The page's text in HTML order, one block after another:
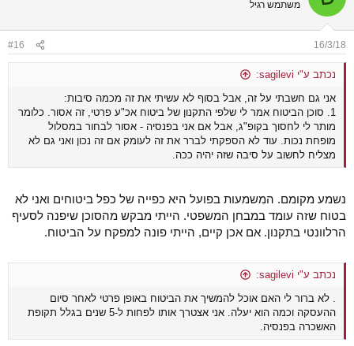
משתמש רגיל
16/3/18
#16
נכתב ע"י sagilevi:
אני גם חשבתי על זה, אבל בסוף לא עשיתי את זה מכמה סיבות:
1. סוכן הביטוח אמר לי שלפי התקנון של ביטוח אכ"ע פרטי, זה אסור. כלומר
מותר לי לחסוך בקופ"ג, אבל אם אני בפנסיה - אסור לבחור במסלול
מופחת נכות. עוד לא הספקתי לברר את זה לעומק אם זה נכון ואני גם לא
מצליח לחשוב על סיבה שזה יהיה ככה.
נשמע מקומם. המשמעות בפועל היא כפייה של כפל ביטוחים ואני לא
בטוח שזה עומד במבחן המשפטי. הייתי מבקש מהסוכן שיפנה לסעיף
הרלוונטי בתקנון. אם אכן קיים, הייתי פונה למפקח על הביטוח.
נכתב ע"י sagilevi:
. לא ברור לי האם אוכל להמשיך את הביטוח באופן פרטי לאחר סיום
ההעסקה וכמה הוא יעלה. אני אצטרך אותו לפחות ל-5 שנים בגלל תקופת
האשכרה בפנסיה.